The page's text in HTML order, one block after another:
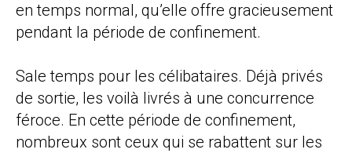
en temps normal, qu’elle offre gracieusement
pendant la période de confinement.
Sale temps pour les célibataires. Déjà privés
de sortie, les voilà livrés à une concurrence
féroce. En cette période de confinement,
nombreux sont ceux qui se rabattent sur les